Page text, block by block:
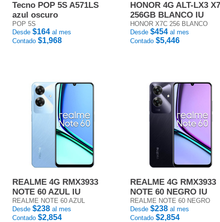
Tecno POP 5S A571LS
azul oscuro
POP 5S
Desde $164 al mes
Contado $1,968
HONOR 4G ALT-LX3
256GB BLANCO IU
HONOR X7C 256 BLANCO
Desde $454 al mes
Contado $5,446
REALME 4G RMX3933
NOTE 60 AZUL IU
REALME NOTE 60 AZUL
Desde $238 al mes
Contado $2,854
REALME 4G RMX3933
NOTE 60 NEGRO IU
REALME NOTE 60 NEGRO
Desde $238 al mes
Contado $2,854